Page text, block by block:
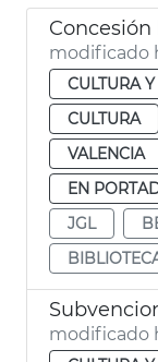
modificado
CULTURA
CULTURA
VALENCIA
EN
JGL
modificado